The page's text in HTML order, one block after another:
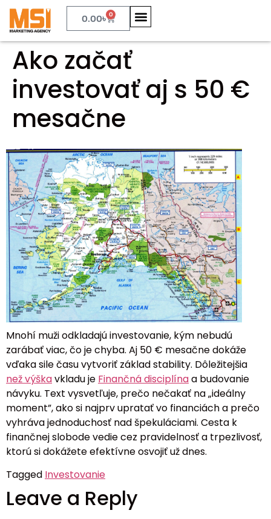
0.00৳ 0
Ako začať
investovať aj s 50 €
mesačne
Mnohí muži odkladajú investovanie, kým nebudú
zarábať viac, čo je chyba. Aj 50 € mesačne dokáže
vďaka sile času vytvoriť základ stability. Dôležitejšia
než výškavkladu je Finančná disciplínaa budovanie
návyku. Text vysvetľuje, prečo nečakať na „ideálny
moment”, ako si najprv upratať vo financiách a prečo
vyhráva jednoduchosť nad špekuláciami. Cesta k
finančnej slobode vedie cez pravidelnosť a trpezlivosť,
ktorú si dokážete efektívne osvojiť už dnes.
Tagged Investovanie
Leave a Reply